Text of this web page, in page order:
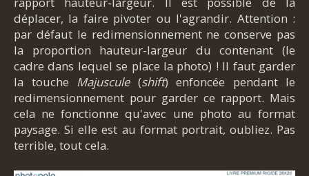
déplacer, la faire pivoter ou l'agrandir. Attention :
par défaut le redimensionnement ne conserve pas
la proportion hauteur-largeur du contenant (le
cadre dans lequel se place la photo) ! Il faut garder
la touche Majuscule(shift) enfoncée pendant le
redimensionnement pour garder ce rapport. Mais
cela ne fonctionne qu'avec une photo au format
paysage. Si elle est au format portrait, oubliez. Pas
terrible, tout cela.